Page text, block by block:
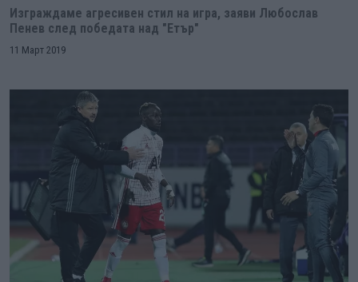
Изграждаме агресивен стил на игра, заяви Любослав
Пенев след победата над "Етър"
11 Март 2019